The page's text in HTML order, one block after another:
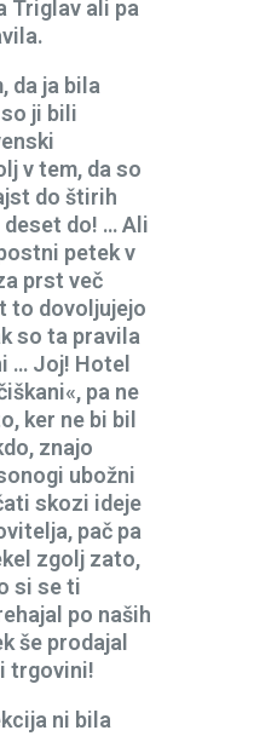
Triglav ali pa
da ja bila
ji bili
v tem, da so
do štirih
do! … Ali
petek v
prst več
to dovoljujejo
so ta pravila
… Joj! Hotel
pa ne
ker ne bi bil
znajo
ubožni
skozi ideje
pač pa
zgolj zato,
si se ti
po naših
še prodajal
trgovini!
ni bila